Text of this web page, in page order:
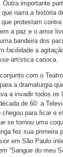
Outra importante
que narra a história
protestam contra
a paz e o amor
bandeira dos
facilidade a
artística carioca.
com o
a dramaturgia
a invadir todos os
de 60: a
para ficar e
se tornou uma
fez sua primeira
em São Paulo
“Sangue do meu